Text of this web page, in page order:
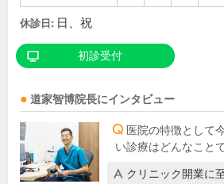
休診日: 日、祝
初診受付
道家智博院長にインタビュー
医院の特徴として
い診療はどんなこと
クリニック開業に